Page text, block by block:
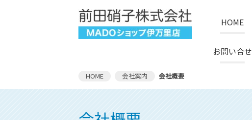
HOME
お問い合せ
HOME 会社案内 会社概要